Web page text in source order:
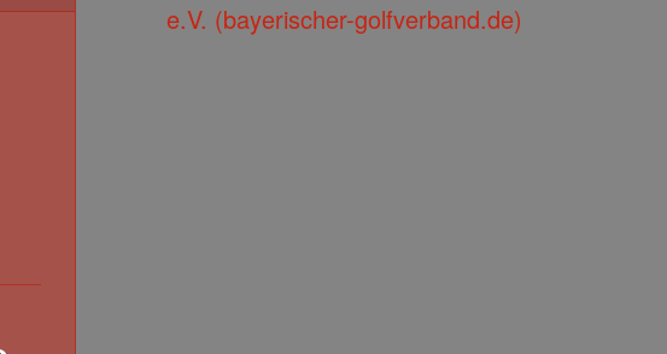
e.V. (bayerischer-golfverband.de)